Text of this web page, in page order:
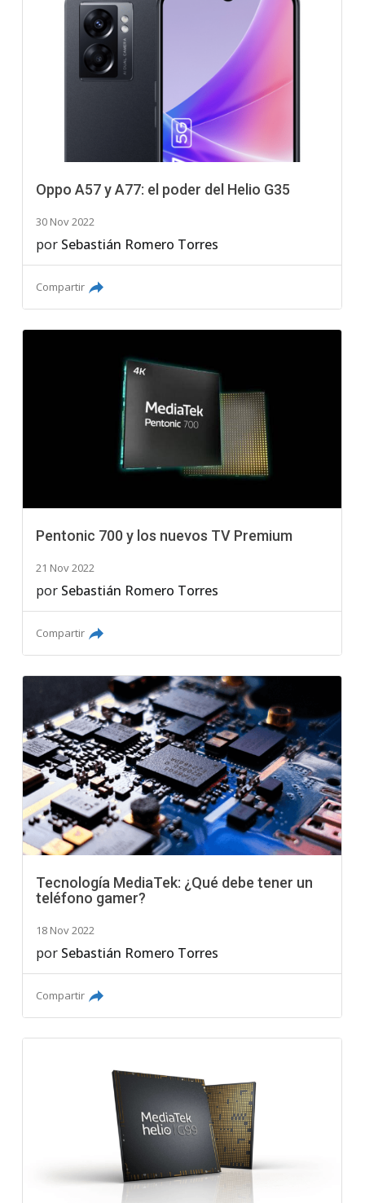
Oppo A57 y A77: el poder del Helio G35
30 Nov 2022
por Sebastián Romero Torres
Compartir
Pentonic 700 y los nuevos TV Premium
21 Nov 2022
por Sebastián Romero Torres
Compartir
Tecnología MediaTek: ¿Qué debe tener un
teléfono gamer?
18 Nov 2022
por Sebastián Romero Torres
Compartir